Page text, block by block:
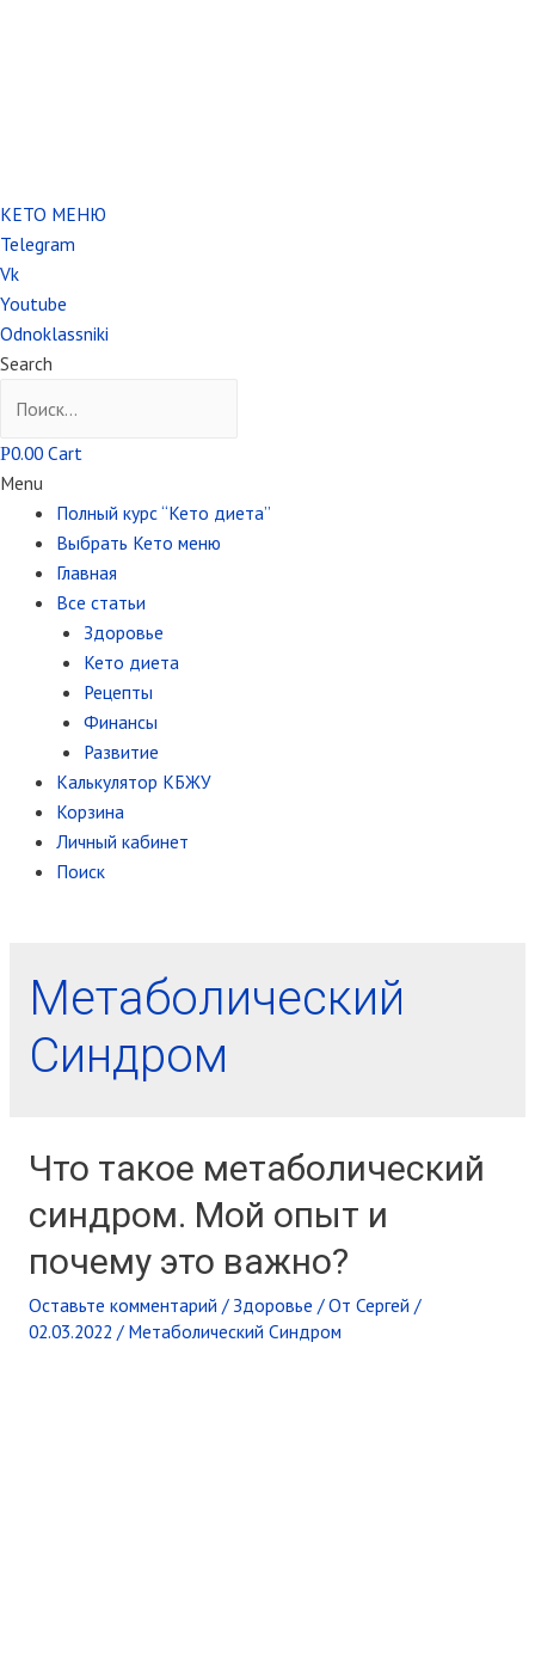
КЕТО МЕНЮ
Telegram
Vk
Youtube
Odnoklassniki
Search
Р0.00 Cart
Menu
Полный курс “Кето диета”
Выбрать Кето меню
Главная
Все статьи
Здоровье
Кето диета
Рецепты
Финансы
Развитие
Калькулятор КБЖУ
Корзина
Личный кабинет
Поиск
Метаболический
Синдром
Что такое метаболический
синдром. Мой опыт и
почему это важно?
Оставьте комментарий / Здоровье / От Сергей /
02.03.2022 / Метаболический Синдром